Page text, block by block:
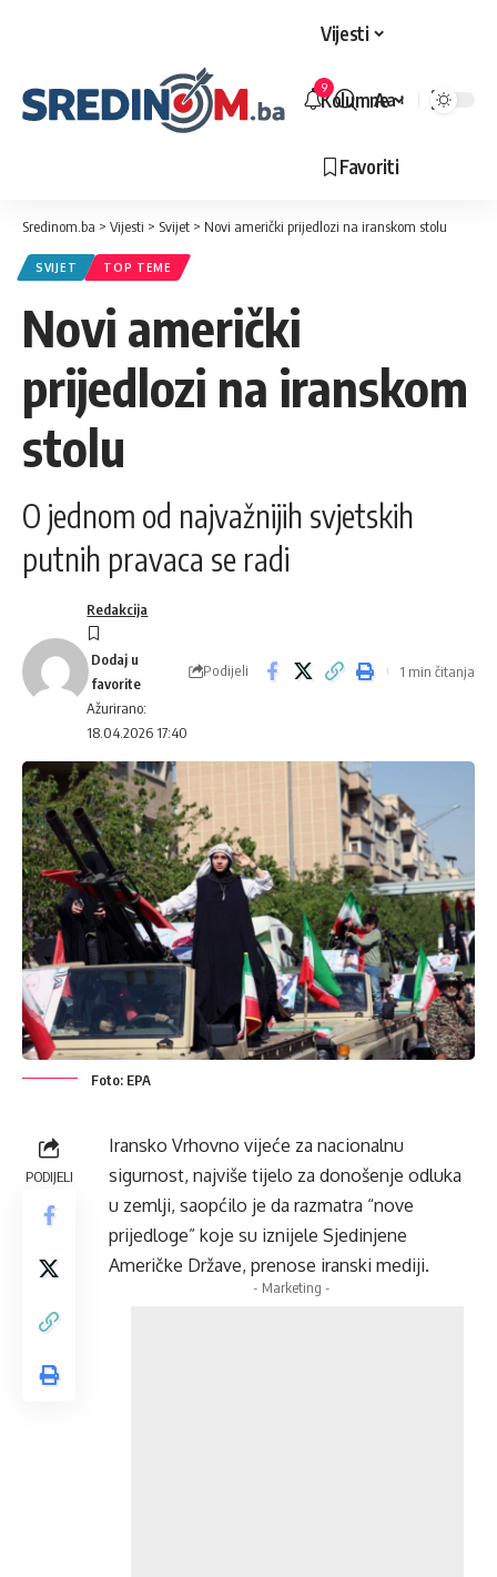
Vijesti
Kolumne
Favoriti
9
Veličina
Aa
Sredinom.ba > Vijesti > Svijet > Novi američki prijedlozi na iranskom stolu
SVIJET TOP TEME
Novi američki
prijedlozi na iranskom
stolu
O jednom od najvažnijih svjetskih
putnih pravaca se radi
Ažurirano:
18.04.2026 17:40
Redakcija
Podijeli 1 min čitanja
Foto: EPA
PODIJELI
Iransko Vrhovno vijeće za nacionalnu
sigurnost, najviše tijelo za donošenje odluka
u zemlji, saopćilo je da razmatra “nove
prijedloge” koje su iznijele Sjedinjene
Američke Države, prenose iranski mediji.
- Marketing -